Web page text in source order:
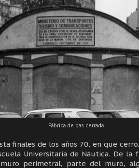
Fábrica de gas cerrada
finales de los años 70, en que
Universitaria de Náutica. De la
perimetral, parte del muro,